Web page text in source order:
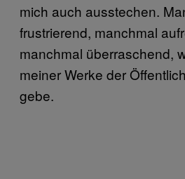
mich auch ausstechen.
frustrierend, manchmal
manchmal überraschend,
meiner Werke der
gebe.